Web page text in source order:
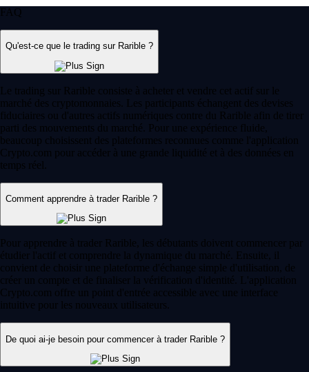
FAQ
Qu'est-ce que le trading sur Rarible ?
Le trading sur Rarible consiste à acheter et vendre cet actif sur le
marché des cryptomonnaies. Les participants échangent des devises
fiduciaires ou d'autres actifs numériques contre du Rarible afin de tirer
parti des mouvements du marché. Pour une expérience fluide,
beaucoup choisissent des plateformes reconnues comme l'application
Crypto.com pour accéder à une grande liquidité et à des données en
temps réel.
Comment apprendre à trader Rarible ?
Pour apprendre à trader Rarible, les débutants doivent commencer par
étudier l'actif et comprendre la dynamique du marché. Ensuite, il
convient de choisir une plateforme d'échange simple d'utilisation, de
créer un compte et de finaliser la vérification d'identité. L'application
Crypto.com offre un point d'entrée accessible avec une interface
intuitive pour les nouveaux utilisateurs.
De quoi ai-je besoin pour commencer à trader Rarible ?